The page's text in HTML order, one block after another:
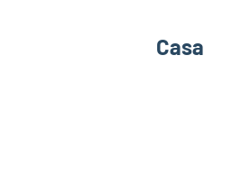
Casa